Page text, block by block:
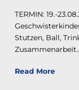
TERMIN: 19.-
Stutzen, Ball,
Read More